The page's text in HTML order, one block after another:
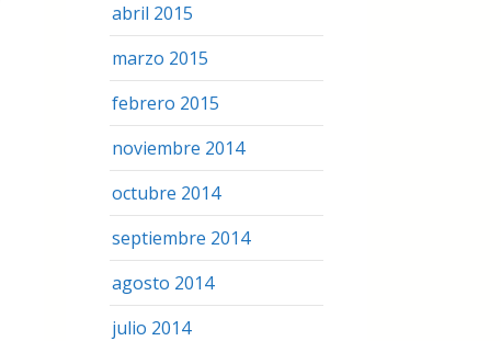
abril 2015
marzo 2015
febrero 2015
noviembre 2014
octubre 2014
septiembre 2014
agosto 2014
julio 2014